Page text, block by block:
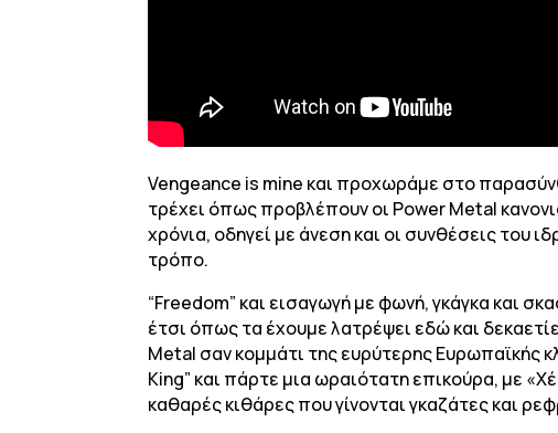
Vengeance is mine και προχωράμε στο
τρέχει όπως προβλέπουν οι Power Metal
χρόνια, οδηγεί με άνεση και οι συνθέσεις του
τρόπο.
“Freedom” και εισαγωγή με φωνή, γκάγκα και
έτσι όπως τα έχουμε λατρέψει εδώ και
Metal σαν κομμάτι της ευρύτερης Ευρωπαϊκής
King” και πάρτε μια ωραιότατη επικούρα, με
καθαρές κιθάρες που γίνονται γκαζάτες και